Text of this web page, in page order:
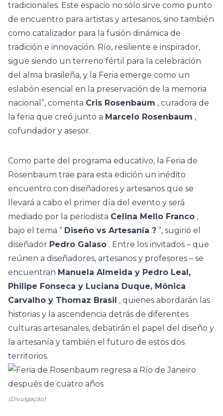
tradicionales. Este espacio no sólo sirve como punto
de encuentro para artistas y artesanos, sino también
como catalizador para la fusión dinámica de
tradición e innovación. Río, resiliente e inspirador,
sigue siendo un terreno fértil para la celebración
del alma brasileña, y la Feria emerge como un
eslabón esencial en la preservación de la memoria
nacional”, comenta Cris Rosenbaum , curadora de
la feria que creó junto a Marcelo Rosenbaum ,
cofundador y asesor.
Como parte del programa educativo, la Feria de
Rosenbaum trae para esta edición un inédito
encuentro con diseñadores y artesanos que se
llevará a cabo el primer día del evento y será
mediado por la periodista Celina Mello Franco ,
bajo el tema “ Diseño vs Artesanía ? ”, sugirió el
diseñador Pedro Galaso . Entre los invitados – que
reúnen a diseñadores, artesanos y profesores – se
encuentran Manuela Almeida y Pedro Leal,
Philipe Fonseca y Luciana Duque, Mônica
Carvalho y Thomaz Brasil , quienes abordarán las
historias y la ascendencia detrás de diferentes
culturas artesanales, debatirán el papel del diseño y
la artesanía y también el futuro de estos dos
territorios.
(Divulgação)